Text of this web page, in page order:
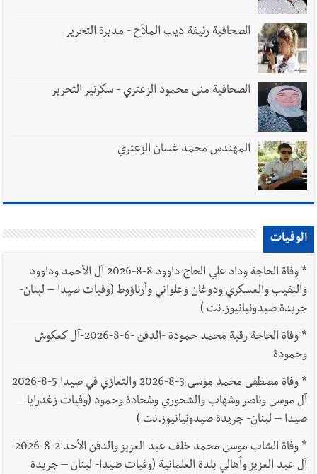
الصحافية رئيفة ديب الملاّح - مديرة التحرير
الصحافية منى محمود الزعتري - سكرتير التحرير
المهندس محمد غسان الزعتري
الوفيات
*
وفاة الحاجة وداد علي الحاج داوود 8-8-2026 آل الأحمد وداوود
والنقيب والعسكري ودوغان وعلواني وأرناؤوط (وفيات صيدا – لبنان-
جريدة صيدونيانيوز.نت )
*
وفاة الحاجة رقية محمد حمودة -الدفن -6-8-2026-آل كعكوش
وحمودة
*
وفاة مصطفى محمد موسى 3-8-2026 والتعازي في صيدا 5-8-2026
آل موسى وناصر وشهاب والشحوري وشحادة وحمود (وفيات زغدرايا –
صيدا – لبنان- جريدة صيدونيانيوز.نت )
*
وفاة الشاب موسى محمد خلف عبد العزيز والدفن الأحد 2-8-2026
آل عبد العزيز وأهالي بلدة العلمانية (وفيات صيدا- لبنان – جريدة